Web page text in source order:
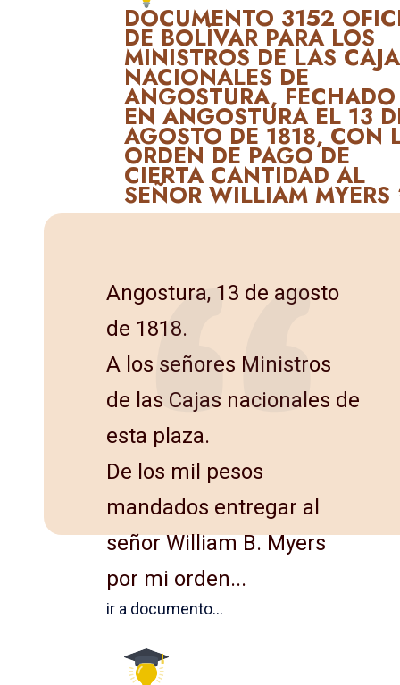
DOCUMENTO 3152
DE BOLÍVAR PARA LOS
MINISTROS DE LAS
NA­CIONALES DE
ANGOSTURA, FECHADO
EN ANGOSTURA EL 13
AGOS­TO DE 1818, CON
ORDEN DE PAGO DE
CIERTA CANTIDAD AL
SEÑOR WILLIAM
Angostura, 13 de agosto
de 1818.
A los señores Ministros
de las Cajas nacionales de
esta plaza.
De los mil pesos
mandados entregar al
señor William B. Myers
por mi orden...
ir a documento...